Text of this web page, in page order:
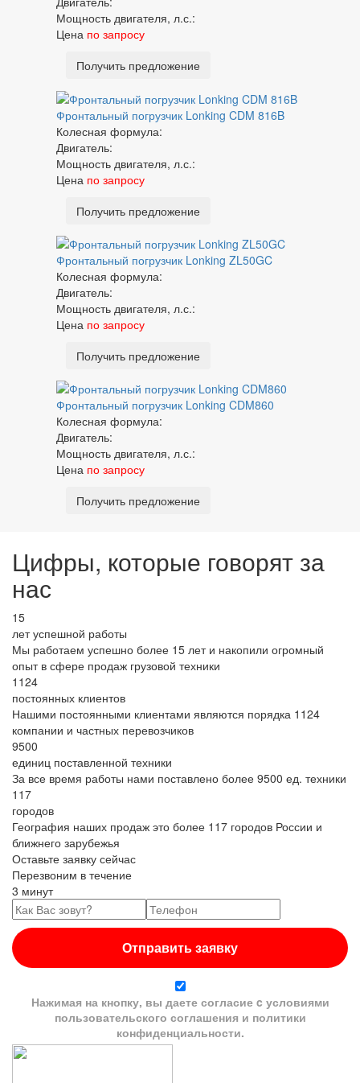
Мощность двигателя, л.с.:
Цена по запросу
Получить предложение
Фронтальный погрузчик Lonking CDM 816B
Колесная формула:
Двигатель:
Мощность двигателя, л.с.:
Цена по запросу
Получить предложение
Фронтальный погрузчик Lonking ZL50GC
Колесная формула:
Двигатель:
Мощность двигателя, л.с.:
Цена по запросу
Получить предложение
Фронтальный погрузчик Lonking CDM860
Колесная формула:
Двигатель:
Мощность двигателя, л.с.:
Цена по запросу
Получить предложение
Цифры, которые говорят за
нас
15
лет успешной работы
Мы работаем успешно более 15 лет и накопили огромный
опыт в сфере продаж грузовой техники
1124
постоянных клиентов
Нашими постоянными клиентами являются порядка 1124
компании и частных перевозчиков
9500
единиц поставленной техники
За все время работы нами поставлено более 9500 ед. техники
117
городов
География наших продаж это более 117 городов России и
ближнего зарубежья
Оставьте заявку сейчас
Перезвоним в течение
3 минут
Нажимая на кнопку, вы даете согласие c условиями
пользовательского соглашения и политики
конфиденциальности.